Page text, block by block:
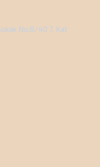
No:8/40 7. Kat